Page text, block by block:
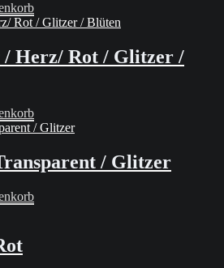
/ Herz/ Rot / Glitzer /
/ Glitzer